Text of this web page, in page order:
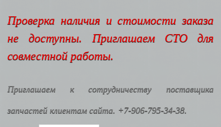
Проверка наличия и стоимости заказа
не доступны. Приглашаем СТО для
совместной работы.
Приглашаем к сотрудничеству поставщика
запчастей клиентам сайта. +7-906-795-34-38.